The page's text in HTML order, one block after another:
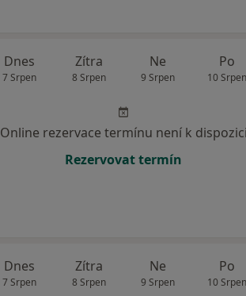
Dnes
7 Srpen
Zítra
8 Srpen
Ne
9 Srpen
Po
10 Srpen
Online rezervace termínu není k dispozici
Rezervovat termín
Dnes
7 Srpen
Zítra
8 Srpen
Ne
9 Srpen
Po
10 Srpen